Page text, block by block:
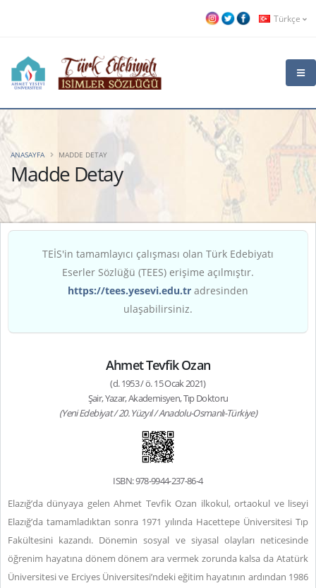
Türkçe
Madde Detay
ANASAYFA MADDE DETAY
TEİS'in tamamlayıcı çalışması olan Türk Edebiyatı
Eserler Sözlüğü (TEES) erişime açılmıştır.
https://tees.yesevi.edu.tr adresinden
ulaşabilirsiniz.
Ahmet Tevfik Ozan
(d. 1953 / ö. 15 Ocak 2021)
Şair, Yazar, Akademisyen, Tıp Doktoru
(Yeni Edebiyat / 20. Yüzyıl / Anadolu-Osmanlı-Türkiye)
ISBN: 978-9944-237-86-4
Elazığ’da dünyaya gelen Ahmet Tevfik Ozan ilkokul, ortaokul ve liseyi
Elazığ’da tamamladıktan sonra 1971 yılında Hacettepe Üniversitesi Tıp
Fakültesini kazandı. Dönemin sosyal ve siyasal olayları neticesinde
öğrenim hayatına dönem dönem ara vermek zorunda kalsa da Atatürk
Üniversitesi ve Erciyes Üniversitesi’ndeki eğitim hayatının ardından 1986